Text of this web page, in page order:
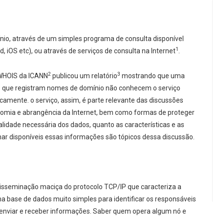
através de um simples programa de consulta disponível
iOS etc), ou através de serviços de consulta na Internet1
da ICANN2 publicou um relatório3 mostrando que uma
registram nomes de domínio não conhecem o serviço
o serviço, assim, é parte relevante das discussões
e abrangência da Internet, bem como formas de proteger
necessária dos dados, quanto as características e as
disponíveis essas informações são tópicos dessa discussão.
maciça do protocolo TCP/IP que caracteriza a
base de dados muito simples para identificar os responsáveis
e receber informações. Saber quem opera algum nó e